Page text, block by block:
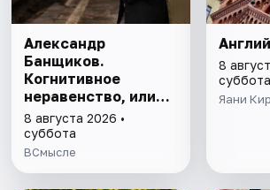
Александр
Банщиков.
Когнитивное
неравенство, или
почему умные
умнеют, а глупые
глупеют
8 августа 2026 •
суббота
ВСмысле
8
суббота
Яани